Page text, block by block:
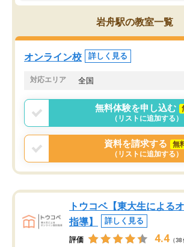
であるので無料の週末教室を使用しな
がら頑張って欲しいと思います！
岩舟駅の教室一覧
オンライン校 詳しく見る
対応エリア 全国
無料体験を申し込む
（リストに追加する）
資料を請求する
無
（リストに追加する）
トウコベ【東大生による
指導】
詳しく見る
評価 4.4 （38